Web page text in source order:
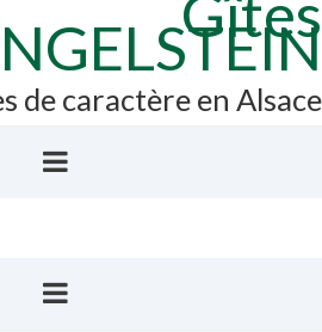
de caractère en Alsace